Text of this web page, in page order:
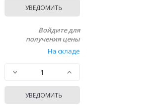
УВЕДОМИТЬ
Войдите для
получения цены
На складе
УВЕДОМИТЬ